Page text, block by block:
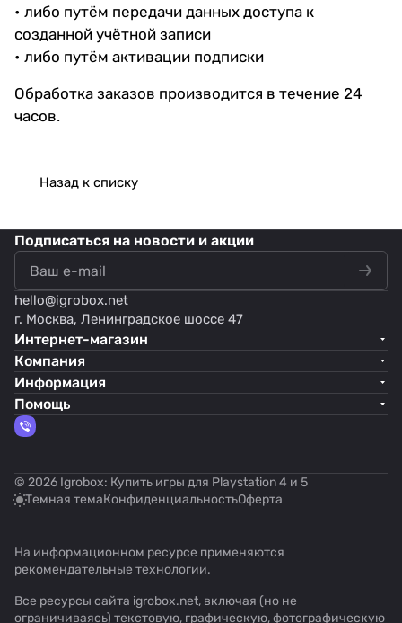
• либо путём передачи данных доступа к
созданной учётной записи
• либо путём активации подписки
Обработка заказов производится в течение 24
часов.
Назад к списку
Подписаться на новости и акции
hello@igrobox.net
г. Москва, Ленинградское шоссе 47
Интернет-магазин
Компания
Информация
Помощь
© 2026 Igrobox: Купить игры для Playstation 4 и 5
Темная темаКонфиденциальностьОферта
На информационном ресурсе применяются
рекомендательные технологии.
Все ресурсы сайта igrobox.net, включая (но не
ограничиваясь) текстовую, графическую, фотографическую